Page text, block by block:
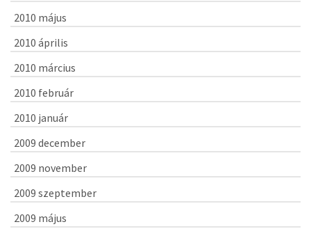
2010 május
2010 április
2010 március
2010 február
2010 január
2009 december
2009 november
2009 szeptember
2009 május